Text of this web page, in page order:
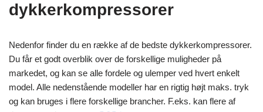
dykkerkompressorer
Nedenfor finder du en række af de bedste dykkerkompressorer.
Du får et godt overblik over de forskellige muligheder på
markedet, og kan se alle fordele og ulemper ved hvert enkelt
model. Alle nedenstående modeller har en rigtig højt maks. tryk
og kan bruges i flere forskellige brancher. F.eks. kan flere af